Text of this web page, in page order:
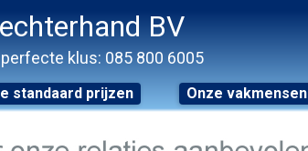
BV
klus: 085 800 6005
standaard prijzen Onze vakmensen